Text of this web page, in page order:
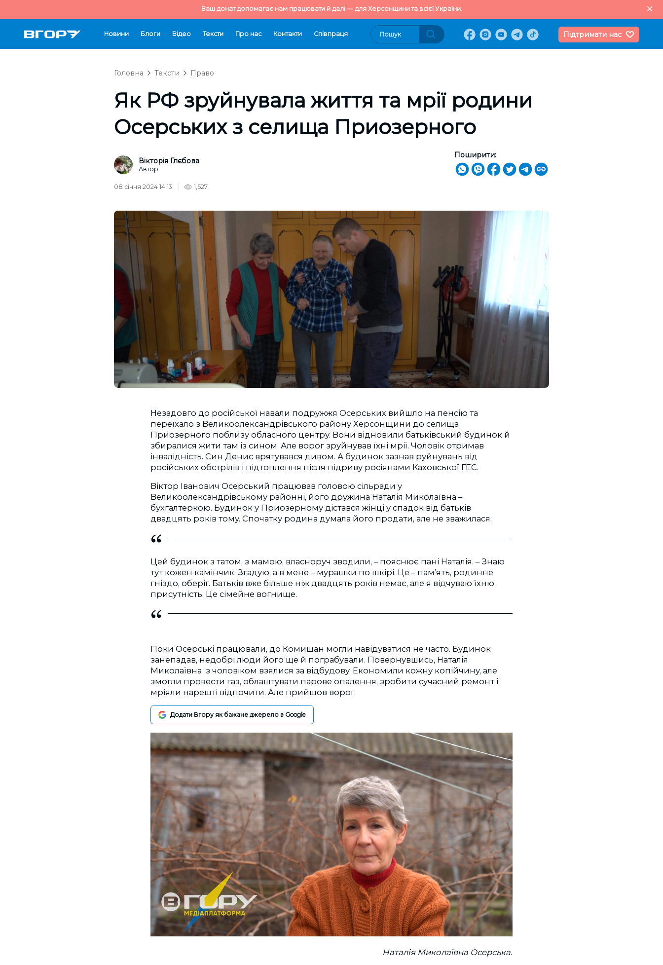
Ваш донат допомагає нам працювати й далі — для Херсонщини та всієї України.
Новини Блоги Відео Тексти Про нас Контакти Cпівпраця Підтримати нас
Головна Тексти Право
Як РФ зруйнувала життя та мрії родини
Осерських з селища Приозерного
Вікторія Глєбова
Автор
Поширити:
08 січня 2024 14:13 1,527
Незадовго до російської навали подружжя Осерських вийшло на пенсію та
переїхало з Великоолександрівського району Херсонщини до селища
Приозерного поблизу обласного центру. Вони відновили батьківський будинок й
збиралися жити там із сином. Але ворог зруйнував їхні мрії. Чоловік отримав
інвалідність. Син Денис врятувався дивом. А будинок зазнав руйнувань від
російських обстрілів і підтоплення після підриву росіянами Каховської ГЕС.
Віктор Іванович Осерський працював головою сільради у
Великоолександрівському районні, його дружина Наталія Миколаївна –
бухгалтеркою. Будинок у Приозерному дістався жінці у спадок від батьків
двадцять років тому. Спочатку родина думала його продати, але не зважилася:
Цей будинок з татом, з мамою, власноруч зводили, – пояснює пані Наталія. – Знаю
тут кожен камінчик. Згадую, а в мене – мурашки по шкірі. Це – пам’ять, родинне
гніздо, оберіг. Батьків вже більше ніж двадцять років немає, але я відчуваю їхню
присутність. Це сімейне вогнище.
Поки Осерські працювали, до Комишан могли навідуватися не часто. Будинок
занепадав, недобрі люди його ще й пограбували. Повернувшись, Наталія
Миколаївна з чоловіком взялися за відбудову. Економили кожну копійчину, але
змогли провести газ, облаштувати парове опалення, зробити сучасний ремонт і
мріяли нарешті відпочити. Але прийшов ворог.
Додати Вгору як бажане джерело в Google
Наталія Миколаївна Осерська.